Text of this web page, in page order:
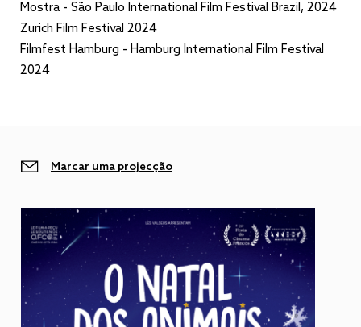
Mostra - São Paulo International Film Festival Brazil, 2024
Zurich Film Festival 2024
Filmfest Hamburg - Hamburg International Film Festival
2024
Marcar uma projecção